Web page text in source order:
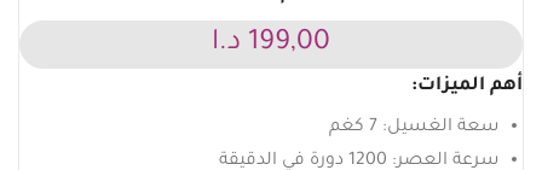
199,00 د.ا
أهم الميزات:
سعة الغسيل: 7 كغم
سرعة العصر: 1200 دورة في الدقيقة